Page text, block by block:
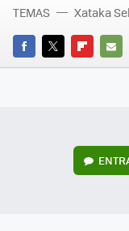
FACEBOOK
TWITTERFLIPBOARD
E-
TEMAS Xataka